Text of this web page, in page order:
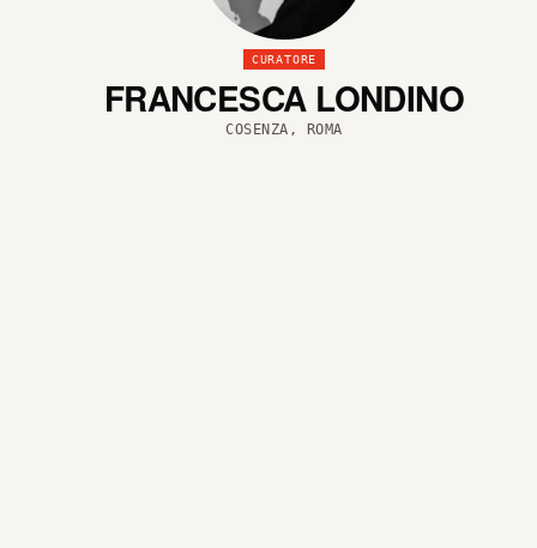
CURATORE
FRANCESCA LONDINO
COSENZA, ROMA